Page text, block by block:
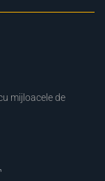
mijloacele de